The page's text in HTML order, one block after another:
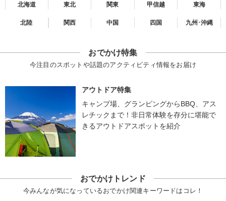
北海道 東北 関東 甲信越 東海
北陸 関西 中国 四国 九州･沖縄
おでかけ特集
今注目のスポットや話題のアクティビティ情報をお届け
アウトドア特集
キャンプ場、グランピングからBBQ、アス
レチックまで！非日常体験を存分に堪能で
きるアウトドアスポットを紹介
おでかけトレンド
今みんなが気になっているおでかけ関連キーワードはコレ！